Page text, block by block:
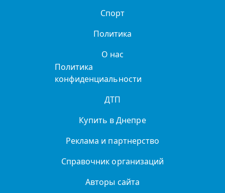
Спорт
Политика
О нас
Политика
конфиденциальности
ДТП
Купить в Днепре
Реклама и партнерство
Справочник организаций
Авторы сайта